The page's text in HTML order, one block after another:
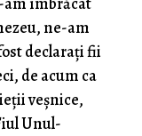
ne-am
declaraţi fii
de acum ca
veşnice,
Unul-